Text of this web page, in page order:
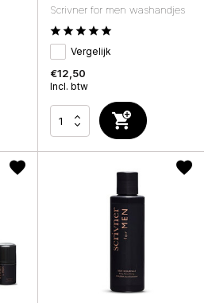
Scrivner for men washandjes
Vergelijk
€12,50
Incl. btw